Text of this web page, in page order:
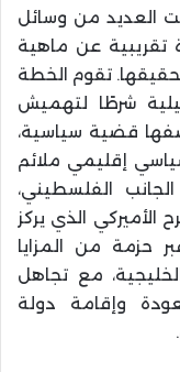
العديد من وسائل
تقريبية عن ماهية
تقوم الخطة
شرطًا لتهميش
قضية سياسية،
إقليمي ملائم
الفلسطيني،
الأميركي الذي يركز
حزمة من المزايا
مع تجاهل
وإقامة دولة